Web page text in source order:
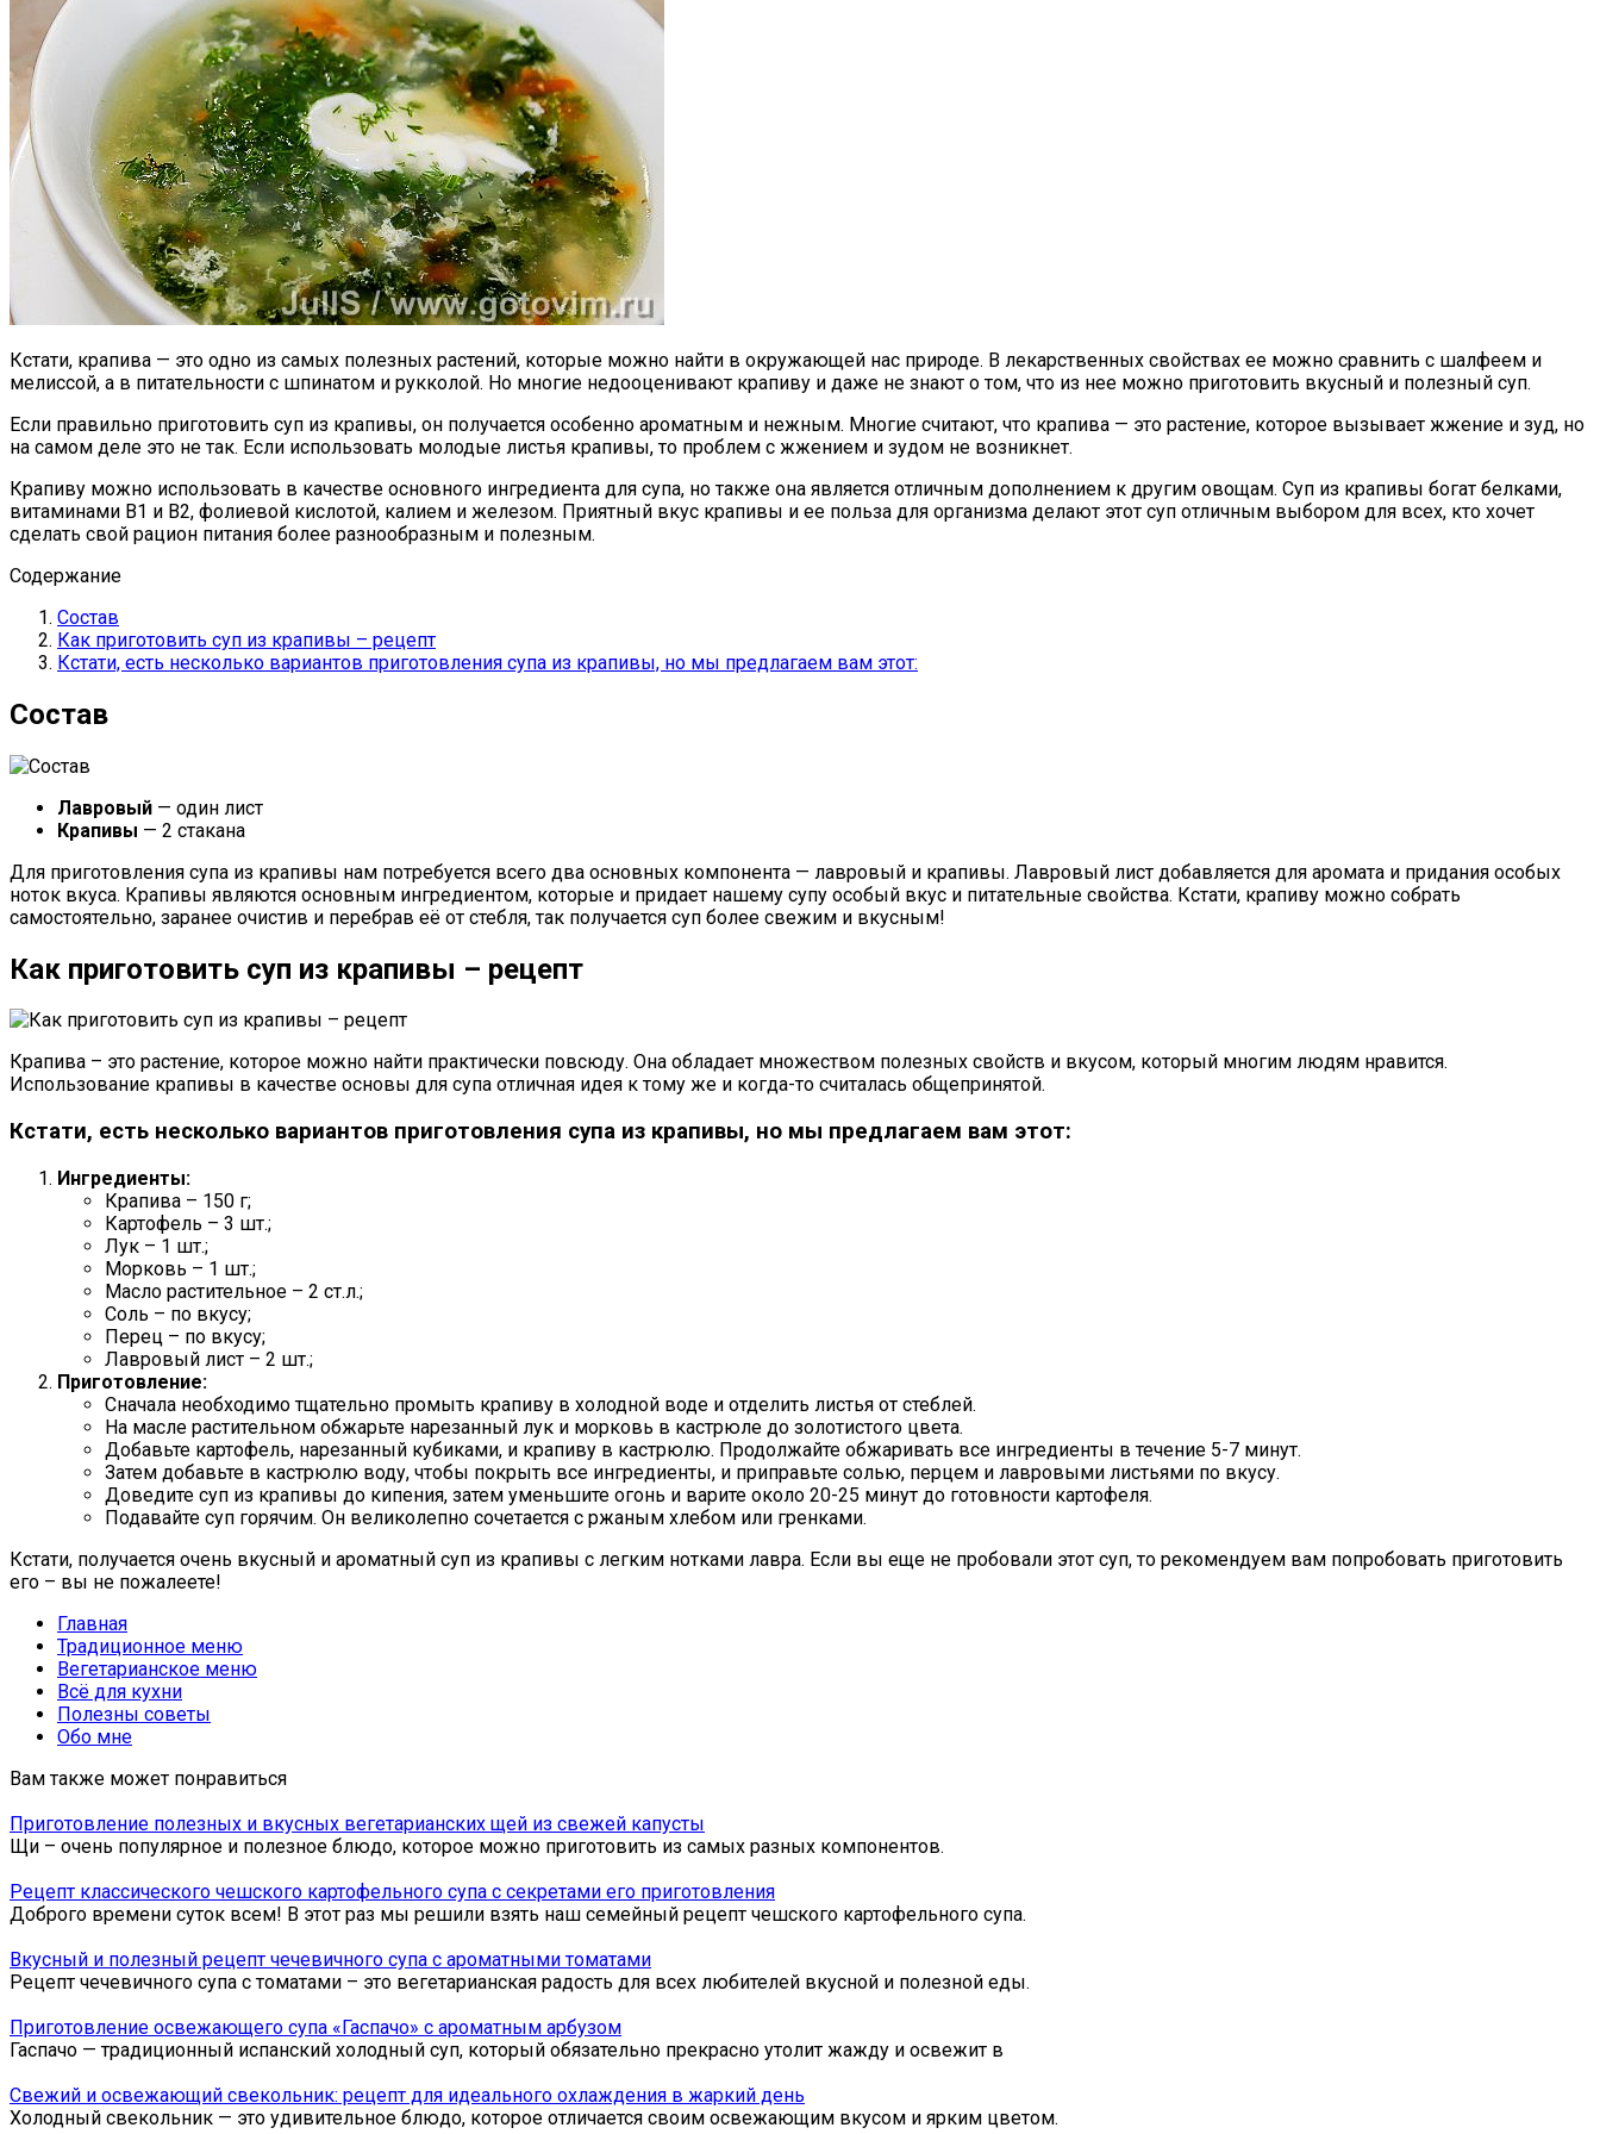
Кстати, крапива — это одно из самых полезных растений, которые можно найти в окружающей нас природе. В лекарственных свойствах ее можно сравнить с шалфеем и
мелиссой, а в питательности с шпинатом и рукколой. Но многие недооценивают крапиву и даже не знают о том, что из нее можно приготовить вкусный и полезный суп.
Если правильно приготовить суп из крапивы, он получается особенно ароматным и нежным. Многие считают, что крапива — это растение, которое вызывает жжение и зуд, но
на самом деле это не так. Если использовать молодые листья крапивы, то проблем с жжением и зудом не возникнет.
Крапиву можно использовать в качестве основного ингредиента для супа, но также она является отличным дополнением к другим овощам. Суп из крапивы богат белками,
витаминами В1 и В2, фолиевой кислотой, калием и железом. Приятный вкус крапивы и ее польза для организма делают этот суп отличным выбором для всех, кто хочет
сделать свой рацион питания более разнообразным и полезным.
Содержание
Состав
Как приготовить суп из крапивы – рецепт
Кстати, есть несколько вариантов приготовления супа из крапивы, но мы предлагаем вам этот:
Состав
Лавровый — один лист
Крапивы — 2 стакана
Для приготовления супа из крапивы нам потребуется всего два основных компонента — лавровый и крапивы. Лавровый лист добавляется для аромата и придания особых
ноток вкуса. Крапивы являются основным ингредиентом, которые и придает нашему супу особый вкус и питательные свойства. Кстати, крапиву можно собрать
самостоятельно, заранее очистив и перебрав её от стебля, так получается суп более свежим и вкусным!
Как приготовить суп из крапивы – рецепт
Крапива – это растение, которое можно найти практически повсюду. Она обладает множеством полезных свойств и вкусом, который многим людям нравится.
Использование крапивы в качестве основы для супа отличная идея к тому же и когда-то считалась общепринятой.
Кстати, есть несколько вариантов приготовления супа из крапивы, но мы предлагаем вам этот:
Ингредиенты:
Крапива – 150 г;
Картофель – 3 шт.;
Лук – 1 шт.;
Морковь – 1 шт.;
Масло растительное – 2 ст.л.;
Соль – по вкусу;
Перец – по вкусу;
Лавровый лист – 2 шт.;
Приготовление:
Сначала необходимо тщательно промыть крапиву в холодной воде и отделить листья от стеблей.
На масле растительном обжарьте нарезанный лук и морковь в кастрюле до золотистого цвета.
Добавьте картофель, нарезанный кубиками, и крапиву в кастрюлю. Продолжайте обжаривать все ингредиенты в течение 5-7 минут.
Затем добавьте в кастрюлю воду, чтобы покрыть все ингредиенты, и приправьте солью, перцем и лавровыми листьями по вкусу.
Доведите суп из крапивы до кипения, затем уменьшите огонь и варите около 20-25 минут до готовности картофеля.
Подавайте суп горячим. Он великолепно сочетается с ржаным хлебом или гренками.
Кстати, получается очень вкусный и ароматный суп из крапивы с легким нотками лавра. Если вы еще не пробовали этот суп, то рекомендуем вам попробовать приготовить
его – вы не пожалеете!
Главная
Традиционное меню
Вегетарианское меню
Всё для кухни
Полезны советы
Обо мне
Вам также может понравиться
Приготовление полезных и вкусных вегетарианских щей из свежей капусты
Щи – очень популярное и полезное блюдо, которое можно приготовить из самых разных компонентов.
Рецепт классического чешского картофельного супа с секретами его приготовления
Доброго времени суток всем! В этот раз мы решили взять наш семейный рецепт чешского картофельного супа.
Вкусный и полезный рецепт чечевичного супа с ароматными томатами
Рецепт чечевичного супа с томатами – это вегетарианская радость для всех любителей вкусной и полезной еды.
Приготовление освежающего супа «Гаспачо» с ароматным арбузом
Гаспачо — традиционный испанский холодный суп, который обязательно прекрасно утолит жажду и освежит в
Свежий и освежающий свекольник: рецепт для идеального охлаждения в жаркий день
Холодный свекольник — это удивительное блюдо, которое отличается своим освежающим вкусом и ярким цветом.